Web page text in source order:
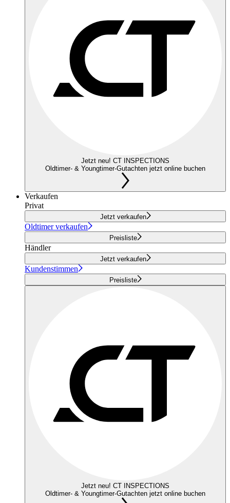
Jetzt neu! CT INSPECTIONS
Oldtimer- & Youngtimer-Gutachten jetzt online buchen
Verkaufen
Privat
Jetzt verkaufen
Oldtimer verkaufen
Preisliste
Händler
Jetzt verkaufen
Kundenstimmen
Preisliste
Jetzt neu! CT INSPECTIONS
Oldtimer- & Youngtimer-Gutachten jetzt online buchen